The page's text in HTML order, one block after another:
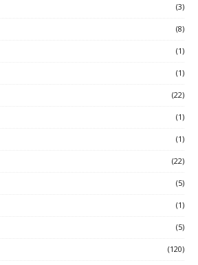
(3)
(8)
(1)
(1)
(22)
(1)
(1)
(22)
(5)
(1)
(5)
(120)